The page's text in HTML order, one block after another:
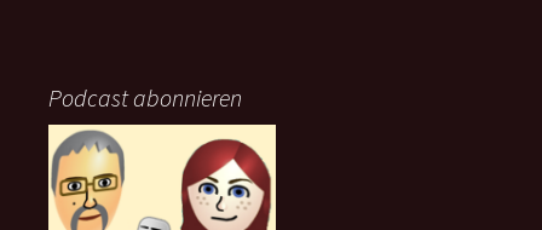
Podcast abonnieren